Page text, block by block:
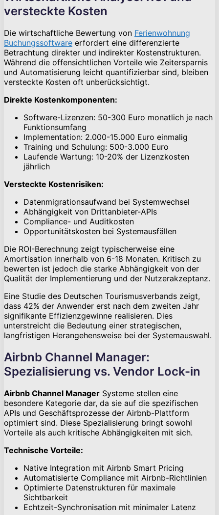
versteckte Kosten
Die wirtschaftliche Bewertung von Ferienwohnung
Buchungssoftware erfordert eine differenzierte
Betrachtung direkter und indirekter Kostenstrukturen.
Während die offensichtlichen Vorteile wie Zeitersparnis
und Automatisierung leicht quantifizierbar sind, bleiben
versteckte Kosten oft unberücksichtigt.
Direkte Kostenkomponenten:
Software-Lizenzen: 50-300 Euro monatlich je nach
Funktionsumfang
Implementation: 2.000-15.000 Euro einmalig
Training und Schulung: 500-3.000 Euro
Laufende Wartung: 10-20% der Lizenzkosten
jährlich
Versteckte Kostenrisiken:
Datenmigrationsaufwand bei Systemwechsel
Abhängigkeit von Drittanbieter-APIs
Compliance- und Auditkosten
Opportunitätskosten bei Systemausfällen
Die ROI-Berechnung zeigt typischerweise eine
Amortisation innerhalb von 6-18 Monaten. Kritisch zu
bewerten ist jedoch die starke Abhängigkeit von der
Qualität der Implementierung und der Nutzerakzeptanz.
Eine Studie des Deutschen Tourismusverbands zeigt,
dass 42% der Anwender erst nach dem zweiten Jahr
signifikante Effizienzgewinne realisieren. Dies
unterstreicht die Bedeutung einer strategischen,
langfristigen Herangehensweise bei der Systemauswahl.
Airbnb Channel Manager:
Spezialisierung vs. Vendor Lock-in
Airbnb Channel Manager Systeme stellen eine
besondere Kategorie dar, da sie auf die spezifischen
APIs und Geschäftsprozesse der Airbnb-Plattform
optimiert sind. Diese Spezialisierung bringt sowohl
Vorteile als auch kritische Abhängigkeiten mit sich.
Technische Vorteile:
Native Integration mit Airbnb Smart Pricing
Automatisierte Compliance mit Airbnb-Richtlinien
Optimierte Datenstrukturen für maximale
Sichtbarkeit
Echtzeit-Synchronisation mit minimaler Latenz